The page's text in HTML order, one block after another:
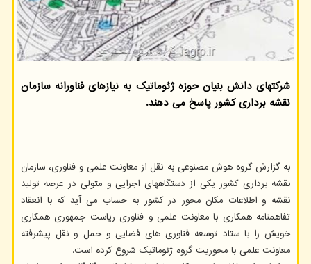
شرکتهای دانش بنیان حوزه ژئوماتیک به نیازهای فناورانه سازمان
نقشه برداری کشور پاسخ می دهند.
به گزارش گروه هوش مصنوعی به نقل از معاونت علمی و فناوری، سازمان
نقشه برداری کشور یکی از دستگاههای اجرایی و متولی در عرصه تولید
نقشه و اطلاعات مکان محور در کشور به حساب می آید که با انعقاد
تفاهمنامه همکاری با معاونت علمی و فناوری ریاست جمهوری همکاری
خویش را با ستاد توسعه فناوری های فضایی و حمل و نقل پیشرفته
معاونت علمی با محوریت گروه ژئوماتیک شروع کرده است.